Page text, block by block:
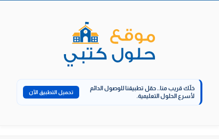
خلّك قريب منا.. حمّل تطبيقنا للوصول الدائم
لأسرع الحلول التعليمية.
تحميل التطبيق الآن